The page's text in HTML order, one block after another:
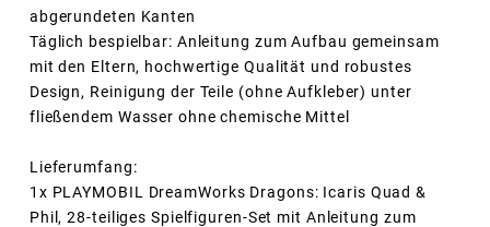
abgerundeten Kanten
Täglich bespielbar: Anleitung zum Aufbau gemeinsam
mit den Eltern, hochwertige Qualität und robustes
Design, Reinigung der Teile (ohne Aufkleber) unter
fließendem Wasser ohne chemische Mittel
Lieferumfang:
1x PLAYMOBIL DreamWorks Dragons: Icaris Quad &
Phil, 28-teiliges Spielfiguren-Set mit Anleitung zum